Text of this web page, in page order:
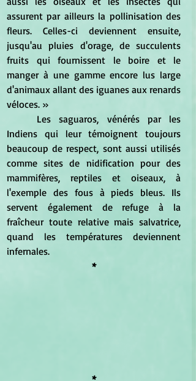
assurent par ailleurs la pollinisation des
fleurs. Celles-ci deviennent ensuite,
jusqu'au pluies d'orage, de succulents
fruits qui fournissent le boire et le
manger à une gamme encore lus large
d'animaux allant des iguanes aux renards
véloces. »
Indiens qui leur témoignent toujours
beaucoup de respect, sont aussi utilisés
comme sites de nidification pour des
mammifères, reptiles et oiseaux, à
l'exemple des fous à pieds bleus. Ils
servent également de refuge à la
fraîcheur toute relative mais salvatrice,
quand les températures deviennent
infernales.
*